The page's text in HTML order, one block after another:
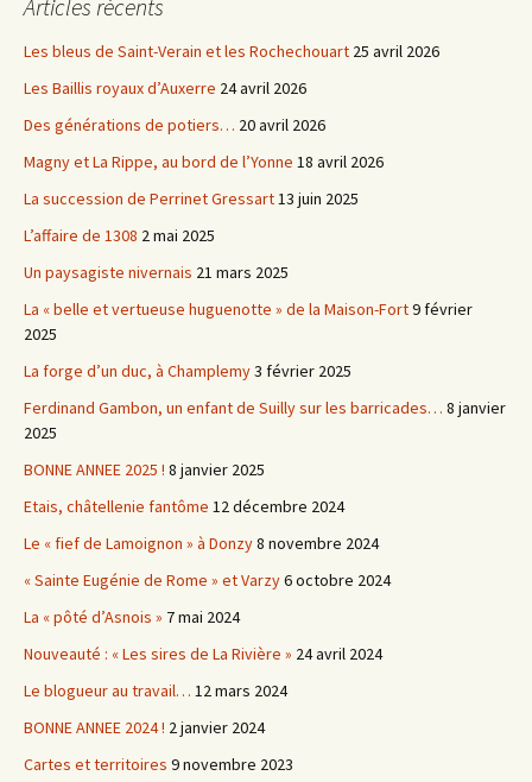
Articles récents
Les bleus de Saint-Verain et les Rochechouart 25 avril 2026
Les Baillis royaux d’Auxerre 24 avril 2026
Des générations de potiers… 20 avril 2026
Magny et La Rippe, au bord de l’Yonne 18 avril 2026
La succession de Perrinet Gressart13 juin 2025
L’affaire de 1308 2 mai 2025
Un paysagiste nivernais 21 mars 2025
La « belle et vertueuse huguenotte » de la Maison-Fort9 février
2025
La forge d’un duc, à Champlemy3 février 2025
Ferdinand Gambon, un enfant de Suilly sur les barricades… 8 janvier
2025
BONNE ANNEE 2025 ! 8 janvier 2025
Etais, châtellenie fantôme 12 décembre 2024
Le « fief de Lamoignon » à Donzy8 novembre 2024
« Sainte Eugénie de Rome » et Varzy6 octobre 2024
La « pôté d’Asnois » 7 mai 2024
Nouveauté : « Les sires de La Rivière » 24 avril 2024
Le blogueur au travail… 12 mars 2024
BONNE ANNEE 2024 ! 2 janvier 2024
Cartes et territoires 9 novembre 2023